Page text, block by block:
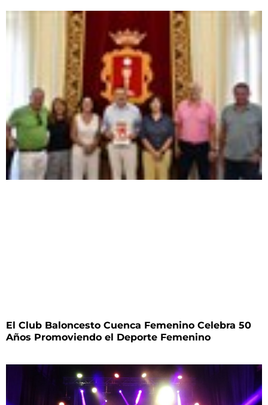
El Club Baloncesto Cuenca Femenino Celebra 50
Años Promoviendo el Deporte Femenino